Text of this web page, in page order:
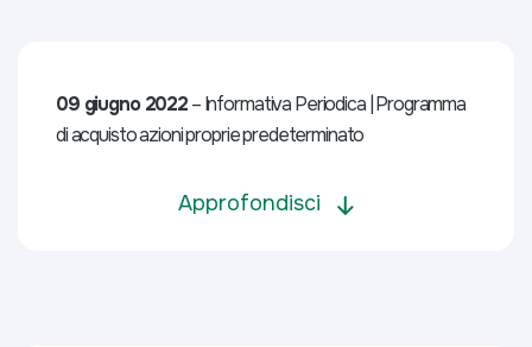
09 giugno 2022– Informativa Periodica | Programma
di acquisto azioni proprie predeterminato
Approfondisci